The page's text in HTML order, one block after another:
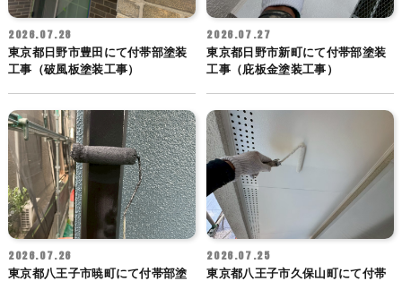
2026.07.28
東京都日野市豊田にて付帯部塗装
工事（破風板塗装工事）
2026.07.27
東京都日野市新町にて付帯部塗装
工事（庇板金塗装工事）
2026.07.26
東京都八王子市暁町にて付帯部塗
2026.07.25
東京都八王子市久保山町にて付帯